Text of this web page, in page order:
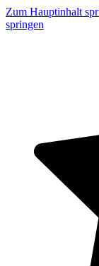
Zum Hauptinhalt
springen